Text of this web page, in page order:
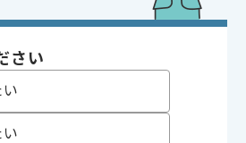
期プロジェクト , 急募 , BtoB向け , 新技術
さい